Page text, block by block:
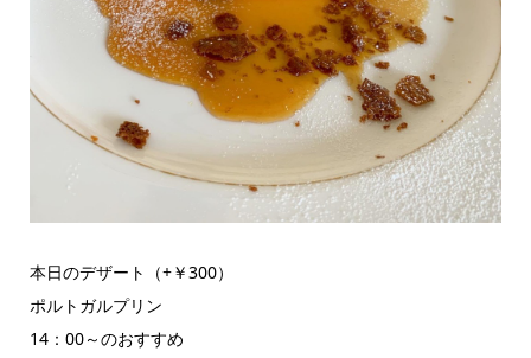
本日のデザート（+￥300）
ポルトガルプリン
14：00～のおすすめ